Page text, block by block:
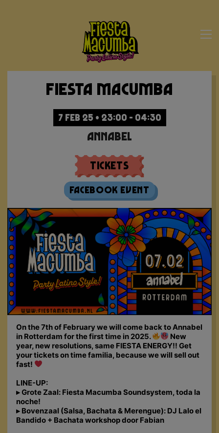
Fiesta Macumba
7 FEB 25 • 23:00 - 04:30
Annabel
Tickets
Facebook Event
On the 7th of February we will come back to Annabel
in Rotterdam for the first time in 2025.
New
year, new resolutions, same FIESTA ENERGY!! Get
your tickets on time familia, because we will sell out
fast!
LINE-UP:
▸ Grote Zaal: Fiesta Macumba Soundsystem, toda la
noche!
▸ Bovenzaal (Salsa, Bachata & Merengue): DJ Lalo el
Bandido + Bachata workshop door Fabian